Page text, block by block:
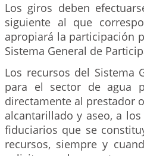
Los giros deben
siguiente al que
apropiará la participación
Sistema General de
Los recursos del Sistema
para el sector de agua
directamente al prestador
alcantarillado y aseo, a
fiduciarios que se
recursos, siempre y